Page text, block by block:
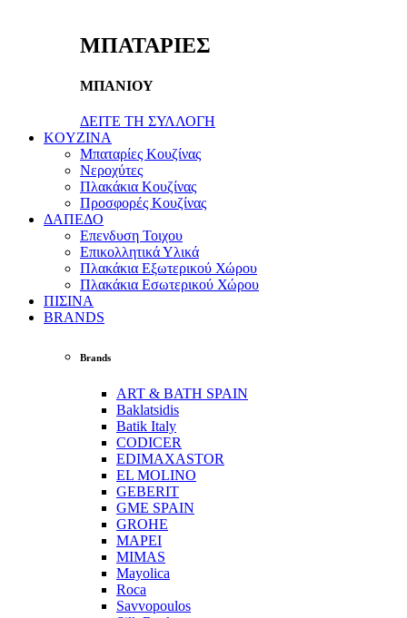
ΜΠΑΤΑΡΙΕΣ
ΜΠΑΝΙΟΥ
ΔΕΙΤΕ ΤΗ ΣΥΛΛΟΓΗ
KOYZINA
Μπαταρίες Κουζίνας
Νεροχύτες
Πλακάκια Κουζίνας
Προσφορές Κουζίνας
ΔΑΠΕΔΟ
Επενδυση Τοιχου
Επικολλητικά Υλικά
Πλακάκια Εξωτερικού Χώρου
Πλακάκια Εσωτερικού Χώρου
ΠΙΣΙΝΑ
BRANDS
Brands
ART & BATH SPAIN
Baklatsidis
Batik Italy
CODICER
EDIMAXASTOR
EL MOLINO
GEBERIT
GME SPAIN
GROHE
MAPEI
MIMAS
Mayolica
Roca
Savvopoulos